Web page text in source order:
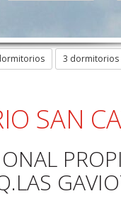
3 dormitorios
SAN